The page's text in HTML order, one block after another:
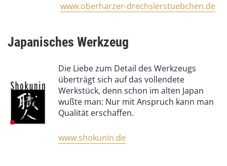
www.oberharzer-drechslerstuebchen.de
Japanisches Werkzeug
Die Liebe zum Detail des Werkzeugs
überträgt sich auf das vollendete
Werkstück, denn schon im alten Japan
wußte man: Nur mit Anspruch kann man
Qualität erschaffen.
www.shokunin.de